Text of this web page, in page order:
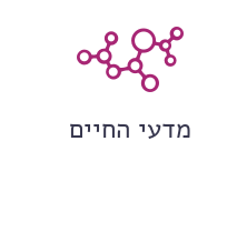
מדעי החיים